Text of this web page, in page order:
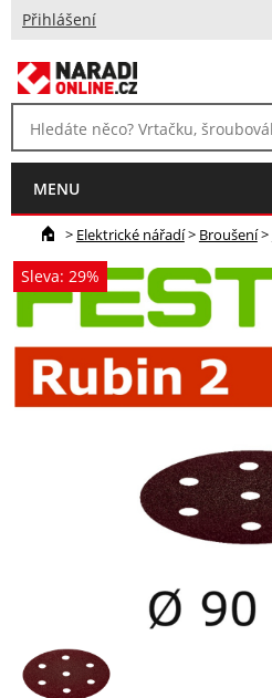
Přihlášení
MENU
> Elektrické nářadí> Broušení>
Sleva: 29%